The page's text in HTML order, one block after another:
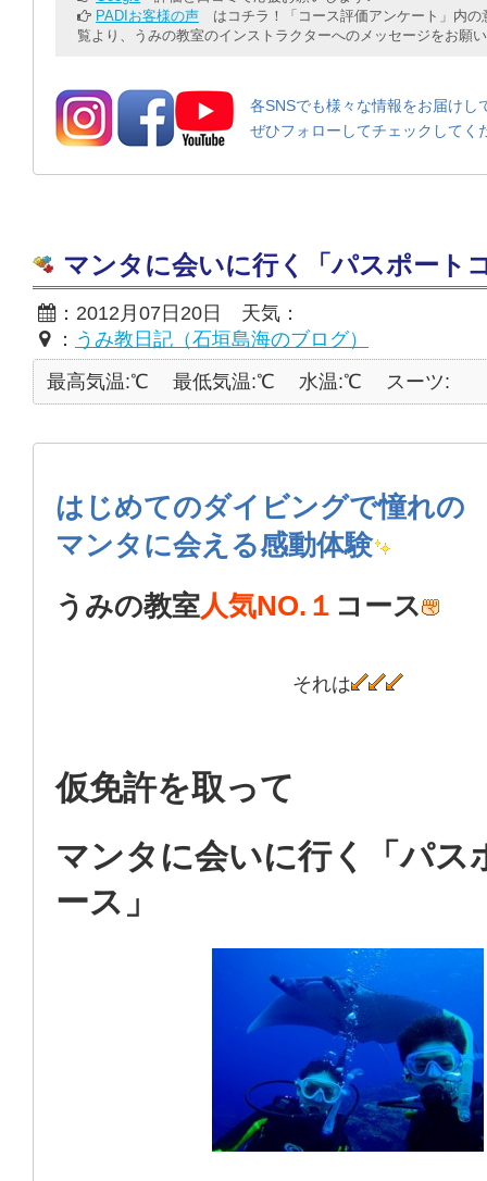
PADIお客様の声 はコチラ！「コース評価アンケート」内の
覧より、うみの教室のインストラクターへのメッセージをお願
各SNSでも様々な情報をお届けし
ぜひフォローしてチェックしてく
マンタに会いに行く「パスポート
：2012月07日20日 天気：
： うみ教日記（石垣島海のブログ）
最高気温:℃
最低気温:℃ 水温:℃ スーツ:
はじめてのダイビングで憧れの
マンタに会える感動体験
うみの教室人気NO.１ コース
それは
仮免許を取って
マンタに会いに行く「パス
ース」